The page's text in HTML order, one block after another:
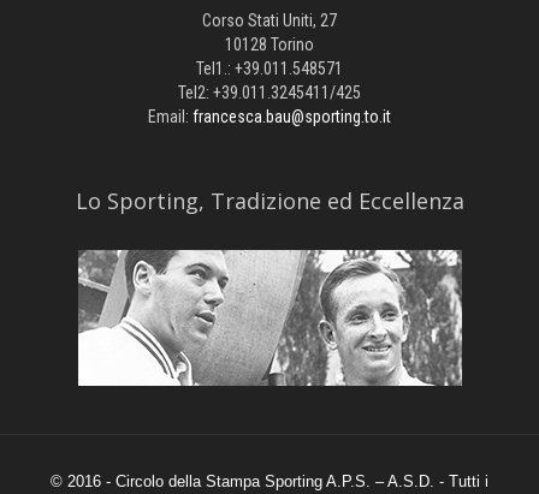
Corso Stati Uniti, 27
10128 Torino
Tel1.: +39.011.548571
Tel2: +39.011.3245411/425
Email: francesca.bau@sporting.to.it
​Lo Sporting, Tradizione ed Eccellenza
© 2016 - Circolo della Stampa Sporting A.P.S. – A.S.D. - Tutti i